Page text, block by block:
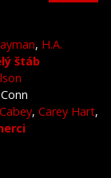
, H.A.
štáb
, Carey Hart,